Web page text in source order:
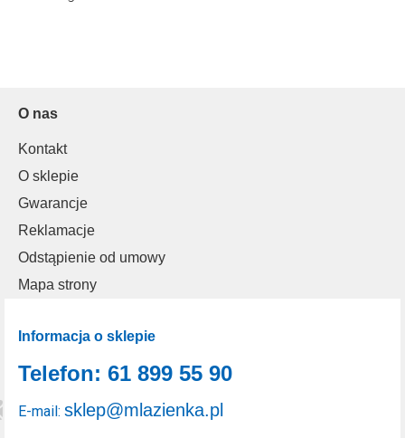
O nas
Kontakt
O sklepie
Gwarancje
Reklamacje
Odstąpienie od umowy
Mapa strony
Informacja o sklepie
Telefon: 61 899 55 90
E-mail: sklep@mlazienka.pl